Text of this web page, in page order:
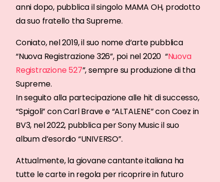
anni dopo, pubblica il singolo MAMA OH, prodotto
da suo fratello tha Supreme.
Coniato, nel 2019, il suo nome d’arte pubblica
“Nuova Registrazione 326”, poi nel 2020 “Nuova
Registrazione 527”, sempre su produzione di tha
Supreme.
In seguito alla partecipazione alle hit di successo,
“Spigoli” con Carl Brave e “ALTALENE” con Coez in
BV3, nel 2022, pubblica per Sony Music il suo
album d’esordio “UNIVERSO”.
Attualmente, la giovane cantante italiana ha
tutte le carte in regola per ricoprire in futuro